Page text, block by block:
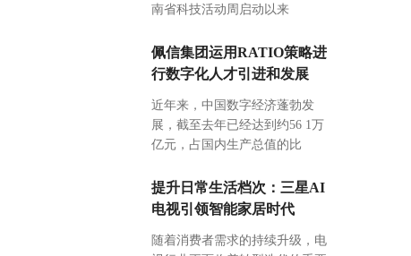
南省科技活动周启动以来
佩信集团运用RATIO策略进
行数字化人才引进和发展
近年来，中国数字经济蓬勃发
展，截至去年已经达到约56 1万
亿元，占国内生产总值的比
提升日常生活档次：三星AI
电视引领智能家居时代
随着消费者需求的持续升级，电